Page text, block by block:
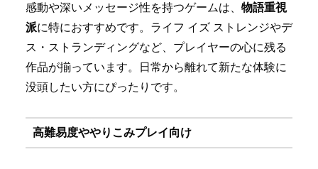
感動や深いメッセージ性を持つゲームは、 物語重視
派に特におすすめです。ライフ イズ ストレンジやデ
ス・ストランディングなど、プレイヤーの心に残る
作品が揃っています。日常から離れて新たな体験に
没頭したい方にぴったりです。
高難易度ややりこみプレイ向け